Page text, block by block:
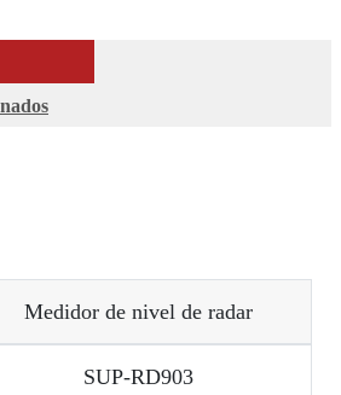
Medidor de nivel de radar
SUP-RD903